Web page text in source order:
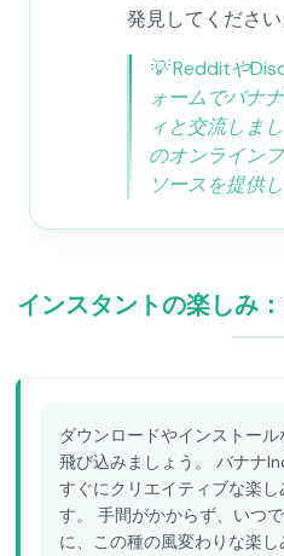
発見してください
💡Redditや
ォームでバナ
ィと交流しま
のオンライン
ソースを提供し
インスタントの楽しみ
ダウンロードやインストー
飛び込みましょう。 バナナ
すぐにクリエイティブな楽
す。 手間がかからず、いつ
に、この種の風変わりな楽し